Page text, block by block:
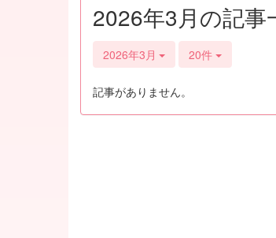
2026年3月の記事
2026年3月 20件
記事がありません。